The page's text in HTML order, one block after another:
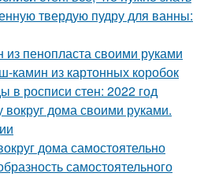
твердую пудру для ванны:
пенопласта своими руками
из картонных коробок
росписи стен: 2022 год
вокруг дома своими руками.
дома самостоятельно
самостоятельного